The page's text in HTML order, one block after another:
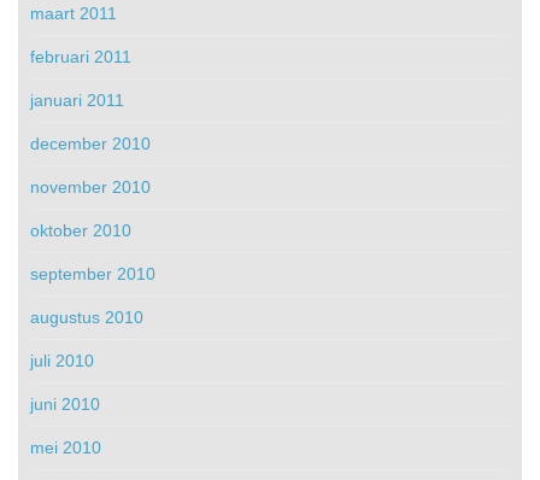
maart 2011
februari 2011
januari 2011
december 2010
november 2010
oktober 2010
september 2010
augustus 2010
juli 2010
juni 2010
mei 2010